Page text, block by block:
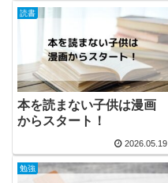
読書
本を読まない子供は漫画
からスタート！
2026.05.19
勉強